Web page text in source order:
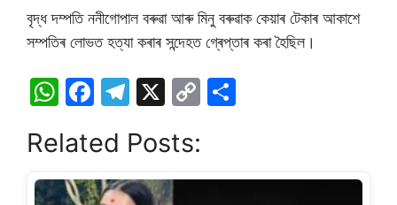
বৃদ্ধ দম্পতি ননীগোপাল বৰুৱা আৰু মিনু বৰুৱাক কেয়াৰ টেকাৰ আকাশে
সম্পতিৰ লোভত হত্যা কৰাৰ সন্দেহত গ্ৰেপ্তাৰ কৰা হৈছিল।
W
at
s
F
c
e
T
e
gr
X
C
y e
Related Posts: